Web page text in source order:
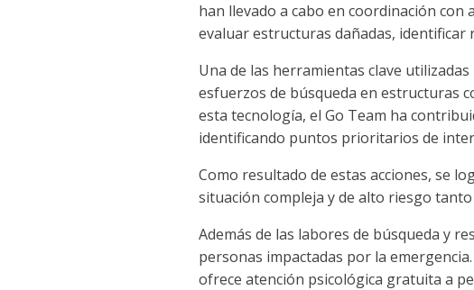
han llevado a cabo en coordinación
evaluar estructuras dañadas,
Una de las herramientas clave
esfuerzos de búsqueda en estructuras
esta tecnología, el Go Team ha
identificando puntos prioritarios de
Como resultado de estas acciones, se
situación compleja y de alto riesgo
Además de las labores de búsqueda y
personas impactadas por la
ofrece atención psicológica gratuita a